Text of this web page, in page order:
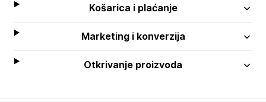
Košarica i plaćanje
Marketing i konverzija
Otkrivanje proizvoda